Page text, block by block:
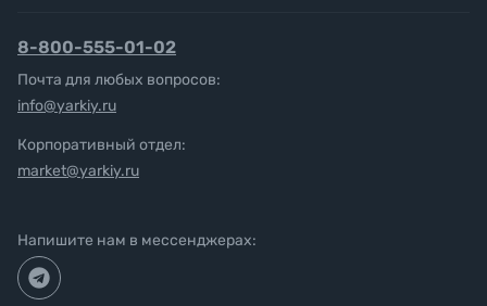
8-800-555-01-02
Почта для любых вопросов:
info@yarkiy.ru
Корпоративный отдел:
market@yarkiy.ru
Напишите нам в мессенджерах: